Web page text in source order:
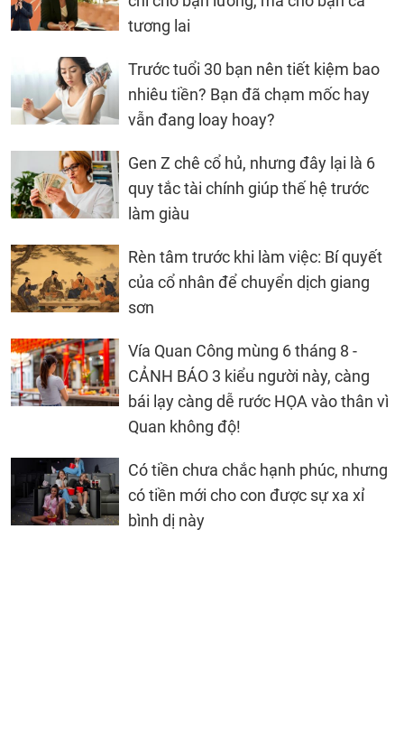
tương lai
Trước tuổi 30 bạn nên tiết kiệm bao
nhiêu tiền? Bạn đã chạm mốc hay
vẫn đang loay hoay?
Gen Z chê cổ hủ, nhưng đây lại là 6
quy tắc tài chính giúp thế hệ trước
làm giàu
Rèn tâm trước khi làm việc: Bí quyết
của cổ nhân để chuyển dịch giang
sơn
Vía Quan Công mùng 6 tháng 8 -
CẢNH BÁO 3 kiểu người này, càng
bái lạy càng dễ rước HỌA vào thân vì
Quan không độ!
Có tiền chưa chắc hạnh phúc, nhưng
có tiền mới cho con được sự xa xỉ
bình dị này